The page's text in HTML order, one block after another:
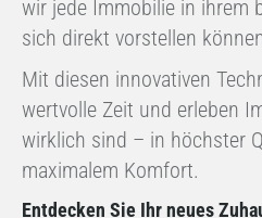
wir jede Immobilie in ihrem
sich direkt vorstellen
Mit diesen innovativen
wertvolle Zeit und erleben
wirklich sind – in höchster
maximalem Komfort.
Entdecken Sie Ihr neues